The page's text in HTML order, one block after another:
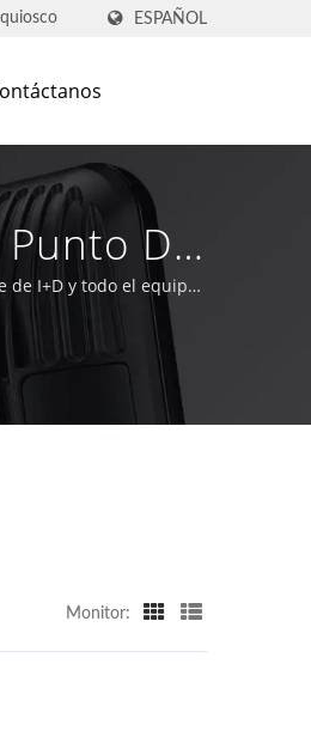
ESPAÑOL
De
de I+D y todo el equipo
Monitor: